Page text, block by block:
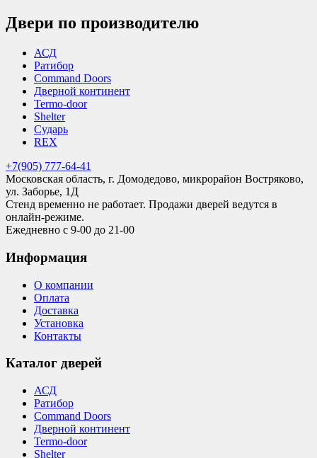
Двери по производителю
АСД
Ратибор
Command Doors
Дверной континент
Termo-door
Shelter
Сударь
REX
+7(905) 777-64-41
Московская область, г. Домодедово, микрорайон Востряково,
ул. Заборье, 1Д
Стенд временно не работает. Продажи дверей ведутся в
онлайн-режиме.
Ежедневно с 9-00 до 21-00
Информация
О компании
Оплата
Доставка
Установка
Контакты
Каталог дверей
АСД
Ратибор
Command Doors
Дверной континент
Termo-door
Shelter